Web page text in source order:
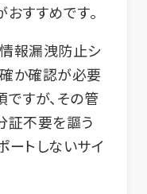
すすめです。
報漏洩防止シ
か確認が必要
すが、その管
証不要を謳う
ートしないサイ